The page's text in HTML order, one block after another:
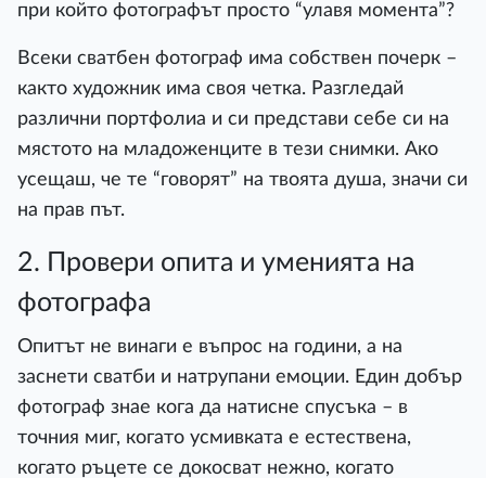
при който фотографът просто “улавя момента”?
Всеки сватбен фотограф има собствен почерк –
както художник има своя четка. Разгледай
различни портфолиа и си представи себе си на
мястото на младоженците в тези снимки. Ако
усещаш, че те “говорят” на твоята душа, значи си
на прав път.
2. Провери опита и уменията на
фотографа
Опитът не винаги е въпрос на години, а на
заснети сватби и натрупани емоции. Един добър
фотограф знае кога да натисне спусъка – в
точния миг, когато усмивката е естествена,
когато ръцете се докосват нежно, когато